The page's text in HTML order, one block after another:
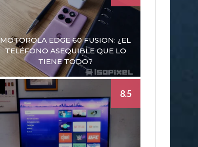
MOTOROLA EDGE 60 FUSION: ¿EL
TELÉFONO ASEQUIBLE QUE LO
TIENE TODO?
8.5